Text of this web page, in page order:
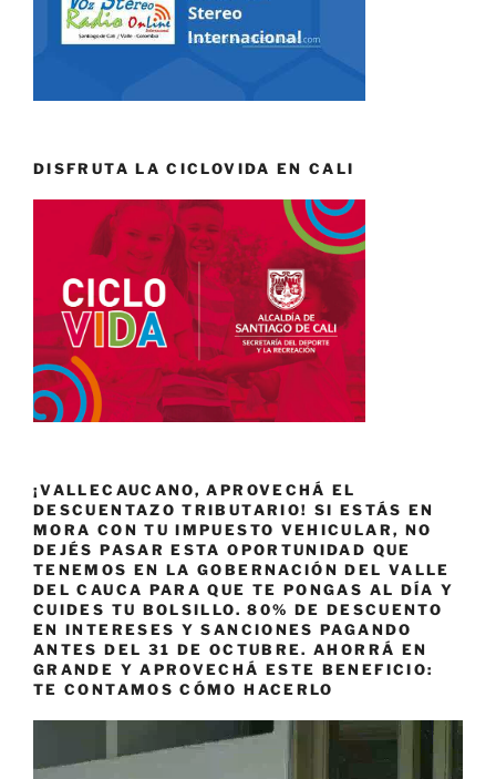
DISFRUTA LA CICLOVIDA EN CALI
¡VALLECAUCANO, APROVECHÁ EL
DESCUENTAZO TRIBUTARIO! SI ESTÁS EN
MORA CON TU IMPUESTO VEHICULAR, NO
DEJÉS PASAR ESTA OPORTUNIDAD QUE
TENEMOS EN LA GOBERNACIÓN DEL VALLE
DEL CAUCA PARA QUE TE PONGAS AL DÍA Y
CUIDES TU BOLSILLO. 80% DE DESCUENTO
EN INTERESES Y SANCIONES PAGANDO
ANTES DEL 31 DE OCTUBRE. AHORRÁ EN
GRANDE Y APROVECHÁ ESTE BENEFICIO:
TE CONTAMOS CÓMO HACERLO